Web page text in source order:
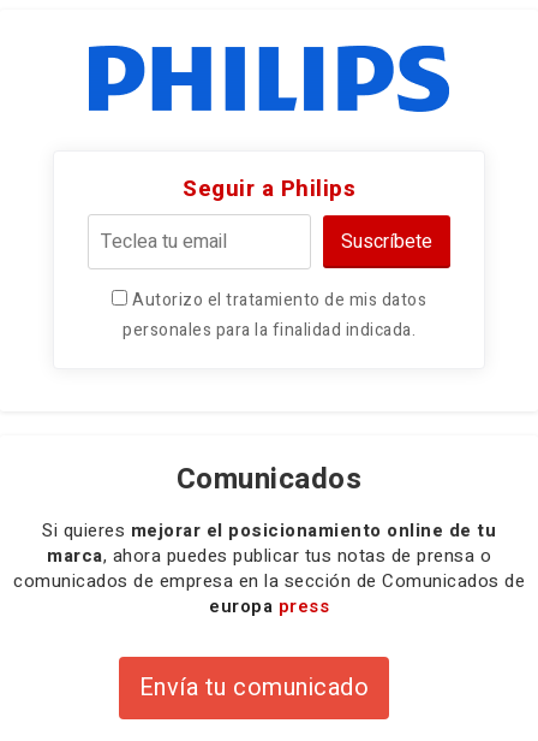
Seguir a Philips
Suscríbete
Autorizo el tratamiento de mis datos
personales para la finalidad indicada.
Comunicados
Si quieres mejorar el posicionamiento online de tu
marca, ahora puedes publicar tus notas de prensa o
comunicados de empresa en la sección de Comunicados de
europa press
Envía tu comunicado